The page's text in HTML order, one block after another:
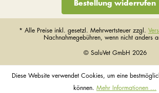
Bestellung widerrufen
* Alle Preise inkl. gesetzl. Mehrwertsteuer zzgl.
Nachnahmegebühren, wenn nicht anders
© SaluVet GmbH 2026
Diese Website verwendet Cookies, um eine
können. Mehr Informationen ...